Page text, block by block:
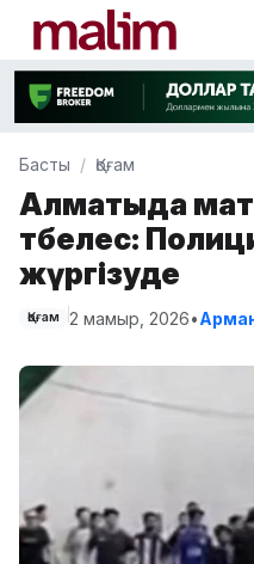
Басты Қоғам
Алматыда
төбелес:
жүргізуде
Қоғам 2 мамыр, 2026•